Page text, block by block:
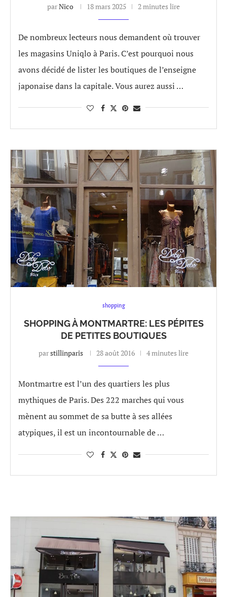
parNico 18 mars 2025 2 minutes lire
De nombreux lecteurs nous demandent où trouver
les magasins Uniqlo à Paris. C’est pourquoi nous
avons décidé de lister les boutiques de l’enseigne
japonaise dans la capitale. Vous aurez aussi …
shopping
SHOPPING À MONTMARTRE: LES PÉPITES
DE PETITES BOUTIQUES
parstillinparis 28 août 2016 4 minutes lire
Montmartre est l’un des quartiers les plus
mythiques de Paris. Des 222 marches qui vous
mènent au sommet de sa butte à ses allées
atypiques, il est un incontournable de …